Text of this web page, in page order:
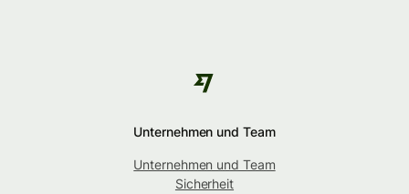
Unternehmen und Team
Unternehmen und Team
Sicherheit